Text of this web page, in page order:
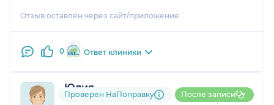
Причина оказалась в питании, но обследования
Отзыв оставлен через сайт/приложение
0 Ответ клиники
Юлия
1 отзыв
Проверен НаПоправку После записи